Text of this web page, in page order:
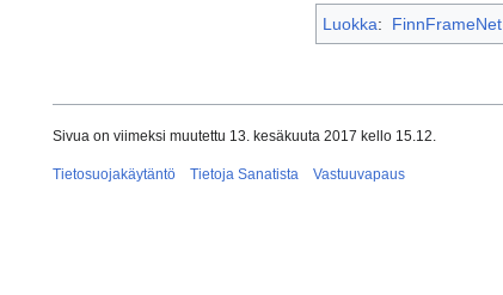
Luokka: FinnFrameNet
Sivua on viimeksi muutettu 13. kesäkuuta 2017 kello 15.12.
Tietosuojakäytäntö Tietoja Sanatista Vastuuvapaus